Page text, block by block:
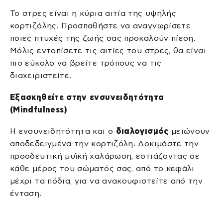
Το στρες είναι η κύρια αιτία της υψηλής
κορτιζόλης. Προσπαθήστε να αναγνωρίσετε
ποιες πτυχές της ζωής σας προκαλούν πίεση.
Μόλις εντοπίσετε τις αιτίες του στρες, θα είναι
πιο εύκολο να βρείτε τρόπους να τις
διαχειριστείτε.
Εξασκηθείτε στην ενσυνειδητότητα
(Mindfulness)
Η ενσυνειδητότητα και ο διαλογισμός μειώνουν
αποδεδειγμένα την κορτιζόλη. Δοκιμάστε την
προοδευτική μυϊκή χαλάρωση, εστιάζοντας σε
κάθε μέρος του σώματός σας, από το κεφάλι
μέχρι τα πόδια, για να ανακουφιστείτε από την
ένταση.